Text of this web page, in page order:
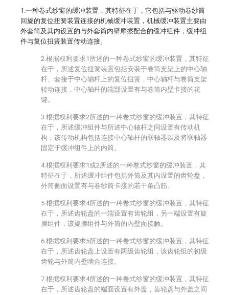
1.一种卷式纱窗的缓冲装置，其特征在于，它包括与驱动卷纱筒
回旋的复位扭簧装置连接的机械缓冲装置，机械缓冲装置主要由
外套筒及其内设置的与外套筒内壁摩擦配合的缓冲组件，缓冲组
件与复位扭簧装置传动连接。
2.根据权利要求1所述的一种卷式纱窗的缓冲装置，其特征
在于，所述复位扭簧装置包括安装于卷筒支架上的中心轴
杆、套接于中心轴杆上的复位扭簧，中心轴杆与卷筒支架
转动连接，中心轴杆的端部设置有与卷筒内壁卡接的花
键。
3.根据权利要求2所述的一种卷式纱窗的缓冲装置，其特征
在于，所述缓冲组件与所述中心轴杆之间设置有传动机
构，该传动机构包括连接中心轴杆的联轴器以及将联轴器
固定于缓冲组件上的内筒。
4.根据权利要求1或2所述的一种卷式纱窗的缓冲装置，其
特征在于，所述缓冲组件包括外筒及其内设置的齿轮盘，
外筒侧面设置有与卷纱筒卡接的若干条凸筋。
5.根据权利要求4所述的一种卷式纱窗的缓冲装置，其特征
在于，所述齿轮盘的一端设置有齿轮组，另一端设置有旋
摆组件，该旋摆组件与外筒的内壁面接触。
6.根据权利要求5所述的一种卷式纱窗的缓冲装置，其特征
在于，所述齿轮盘上设置有两级齿轮组，该齿轮组的初级
齿轮与外筒内壁啮合连接。
7.根据权利要求4所述的一种卷式纱窗的缓冲装置，其特征
在于，所述齿轮盘的端面设置有外盖，齿轮盘与外盖之间